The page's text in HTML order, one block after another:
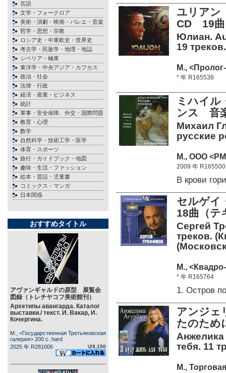
言語
文学・フォークロア
美術・演劇・映画・バレエ・音楽
哲学・思想・宗教
ロシア史・中東欧史・世界史
考古学・民族学・地理・地誌
シベリア・極東
東洋学・中央アジア・カフカス
政治・社会
法律・行政
経済・産業・ビジネス
統計
軍事・安全保障、外交・国際問題
教育・心理
数学
自然科学・技術工学・医学
体育・スポーツ
旅行・ガイドブック・地図
趣味・生活・ファッション
絵本・昔話・児童書
コミックス・マンガ
日本関係
おすすめタイトル
アヴァンギャルドの原型 展覧会
図録（トレチヤコフ美術館刊）
Архетипы авангарда. Каталог
выставки./ текст. И. Вакар, И.
Кочергина.
М., <Государственная Третьяковская
галерея> 200 c. hard
2025 年 R281006
\29,150
ユリア
CD 19曲
Юлиан.
19
М.,
* 年 R165538
ミハイ
ンス 音
Михаил
русские
М., ООО
2009 年 R165500
В крови
セルゲ
18曲（テ
Сергей
треков.
М.,
* 年 R165764
1. Остров
アンジ
たのた
тебя. 11
М.,